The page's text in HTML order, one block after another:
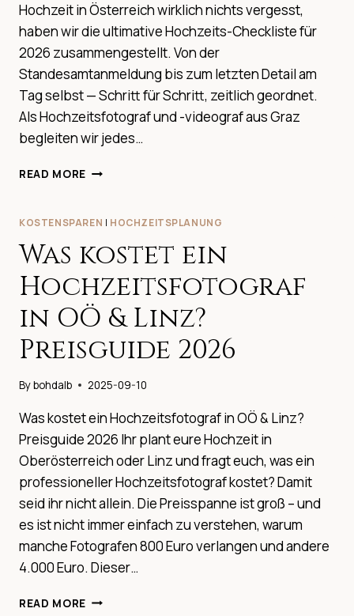
Hochzeit in Österreich wirklich nichts vergesst,
haben wir die ultimative Hochzeits-Checkliste für
2026 zusammengestellt. Von der
Standesamtanmeldung bis zum letzten Detail am
Tag selbst — Schritt für Schritt, zeitlich geordnet.
Als Hochzeitsfotograf und -videograf aus Graz
begleiten wir jedes…
READ MORE DIE
ZUR
–
PLANEN
FÜR
EURE
HOCHZEIT
KOSTENSPAREN | HOCHZEITSPLANUNG
Was kostet ein
Hochzeitsfotograf
in OÖ & Linz?
Preisguide 2026
Bybohdalb 2025-09-10
Was kostet ein Hochzeitsfotograf in OÖ & Linz?
Preisguide 2026 Ihr plant eure Hochzeit in
Oberösterreich oder Linz und fragt euch, was ein
professioneller Hochzeitsfotograf kostet? Damit
seid ihr nicht allein. Die Preisspanne ist groß – und
es ist nicht immer einfach zu verstehen, warum
manche Fotografen 800 Euro verlangen und andere
4.000 Euro. Dieser…
READ MORE WAS